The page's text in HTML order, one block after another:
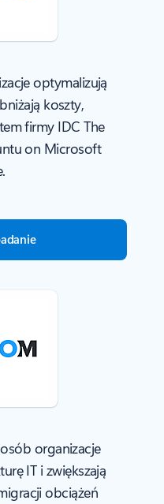
optymalizują
koszty,
firmy IDC The
on Microsoft
organizacje
IT i zwiększają
obciążeń